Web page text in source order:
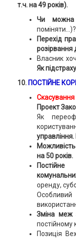
т.ч. на 49 років).
Чи можна
поміняти…)?
Перехід
розірвання
Власник
Як
10.ПОСТІЙНЕ
Проект
Як
на 50 років.
оренду,
Зміна меж
постійному
Позиція